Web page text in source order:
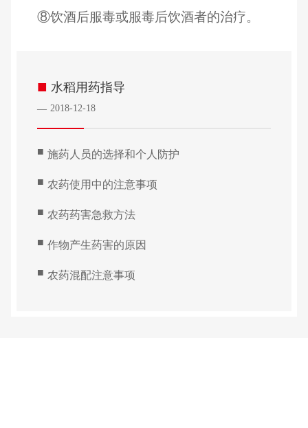
⑧饮酒后服毒或服毒后饮酒者的治疗。
■ 水稻用药指导
— 2018-12-18
■ 施药人员的选择和个人防护
■ 农药使用中的注意事项
■ 农药药害急救方法
■ 作物产生药害的原因
■ 农药混配注意事项